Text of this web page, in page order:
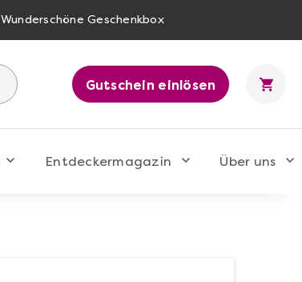
Wunderschöne Geschenkbox
Gutschein einlösen
Entdeckermagazin Über uns